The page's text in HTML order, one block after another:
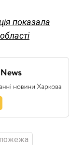
показала
пожежа